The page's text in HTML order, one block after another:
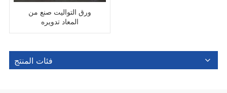
ورق التواليت صنع من
المعاد تدويره
فئات المنتج